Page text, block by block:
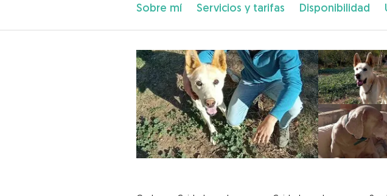
Sobre mí Servicios y tarifas Disponibilidad